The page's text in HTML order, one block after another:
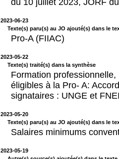
du 10 juillet 2023, JORF
2023-06-23
Texte(s) paru(s) au JO ajouté(s) dans le
Pro-A (FIIAC)
2023-05-22
Texte(s) traité(s) dans la synthèse
Formation
éligibles à la Pro- A:
signataires : UNGE et
2023-05-20
Texte(s) paru(s) au JO ajouté(s) dans le
Salaires minimums
2023-05-19